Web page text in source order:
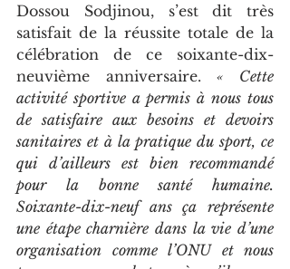
Dossou Sodjinou, s’est dit très
satisfait de la réussite totale de la
célébration de ce soixante-dix-
neuvième anniversaire. « Cette
activité sportive a permis à nous tous
de satisfaire aux besoins et devoirs
sanitaires et à la pratique du sport, ce
qui d’ailleurs est bien recommandé
pour la bonne santé humaine.
Soixante-dix-neuf ans ça représente
une étape charnière dans la vie d’une
organisation comme l’ONU et nous